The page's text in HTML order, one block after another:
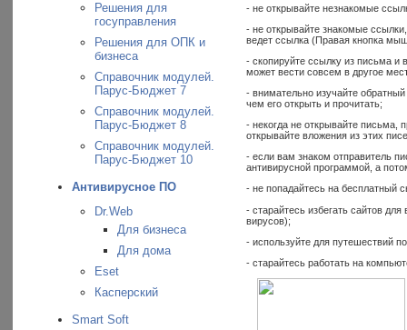
Решения для
госуправления
Решения для ОПК и
бизнеса
Справочник модулей.
Парус-Бюджет 7
Справочник модулей.
Парус-Бюджет 8
Справочник модулей.
Парус-Бюджет 10
Антивирусное ПО
Dr.Web
Для бизнеса
Для дома
Eset
Касперский
Smart Soft
- не открывайте незнакомые
- не открывайте знакомые
ведет ссылка (Правая кнопка
- скопируйте ссылку из письма и
может вести совсем в другое
- внимательно изучайте
чем его открыть и прочитать;
- некогда не открывайте
открывайте вложения из этих
- если вам знаком отправитель
антивирусной программой, а
- не попадайтесь на бесплатный
- старайтесь избегать сайтов
вирусов);
- используйте для путешествий
- старайтесь работать на